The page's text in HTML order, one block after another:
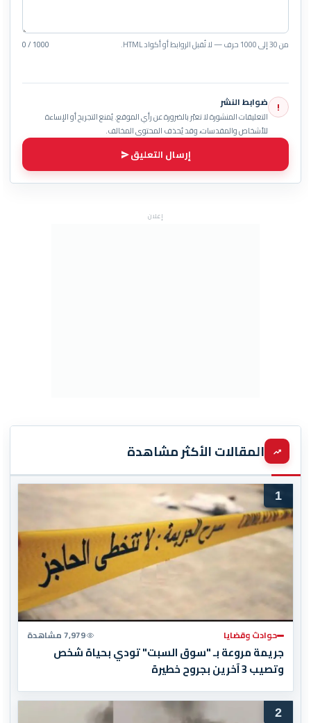
من 30 إلى 1000 حرف — لا تُقبل الروابط أو أكواد HTML. 0 / 1000
! ضوابط النشر
التعليقات المنشورة لا تعبّر بالضرورة عن رأي الموقع. يُمنع التجريح أو الإساءة
للأشخاص والمقدسات، وقد يُحذف المحتوى المخالف.
إرسال التعليق
إعلان
المقالات الأكثر مشاهدة
1
حوادث وقضايا 7,979 مشاهدة
جريمة مروعة بـ "سوق السبت" تودي بحياة شخص
وتصيب 3 آخرين بجروح خطيرة
2